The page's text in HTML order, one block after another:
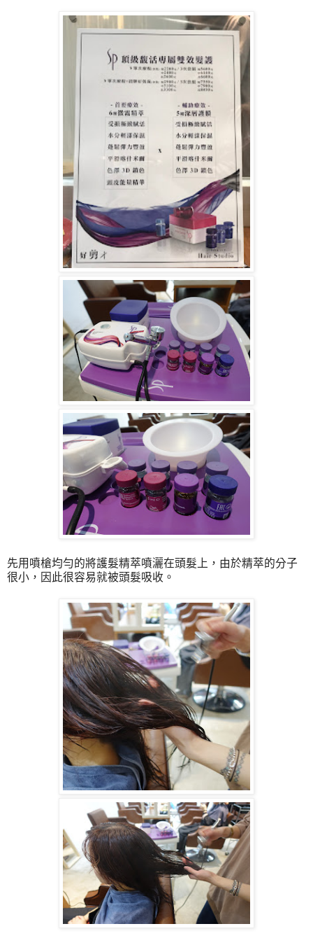
先用噴槍均勻的將護髮精萃噴灑在頭髮上，由於精萃的分子
很小，因此很容易就被頭髮吸收。